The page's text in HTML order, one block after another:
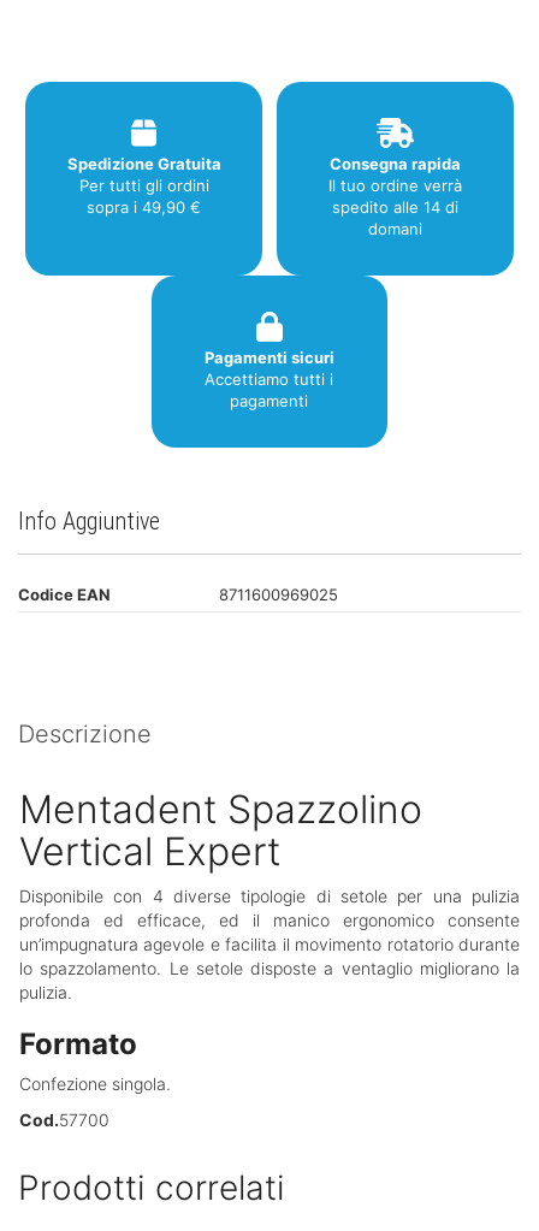
Spedizione Gratuita
Per tutti gli ordini
sopra i 49,90 €
Consegna rapida
Il tuo ordine verrà
spedito alle 14 di
domani
Pagamenti sicuri
Accettiamo tutti i
pagamenti
Info Aggiuntive
Codice EAN 8711600969025
Descrizione
Mentadent Spazzolino
Vertical Expert
Disponibile con 4 diverse tipologie di setole per una pulizia
profonda ed efficace, ed il manico ergonomico consente
un’impugnatura agevole e facilita il movimento rotatorio durante
lo spazzolamento. Le setole disposte a ventaglio migliorano la
pulizia.
Formato
Confezione singola.
Cod.57700
Prodotti correlati